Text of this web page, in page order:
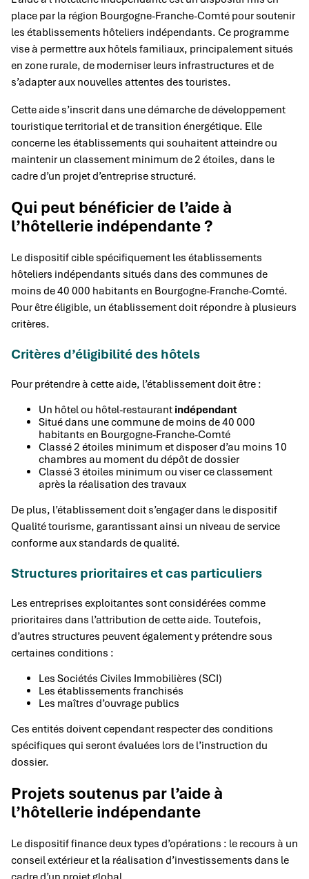
place par la région Bourgogne-Franche-Comté pour soutenir
les établissements hôteliers indépendants. Ce programme
vise à permettre aux hôtels familiaux, principalement situés
en zone rurale, de moderniser leurs infrastructures et de
s’adapter aux nouvelles attentes des touristes.
Cette aide s’inscrit dans une démarche de développement
touristique territorial et de transition énergétique. Elle
concerne les établissements qui souhaitent atteindre ou
maintenir un classement minimum de 2 étoiles, dans le
cadre d’un projet d’entreprise structuré.
Qui peut bénéficier de l’aide à
l’hôtellerie indépendante ?
Le dispositif cible spécifiquement les établissements
hôteliers indépendants situés dans des communes de
moins de 40 000 habitants en Bourgogne-Franche-Comté.
Pour être éligible, un établissement doit répondre à plusieurs
critères.
Critères d’éligibilité des hôtels
Pour prétendre à cette aide, l’établissement doit être :
Un hôtel ou hôtel-restaurant indépendant
Situé dans une commune de moins de 40 000
habitants en Bourgogne-Franche-Comté
Classé 2 étoiles minimum et disposer d’au moins 10
chambres au moment du dépôt de dossier
Classé 3 étoiles minimum ou viser ce classement
après la réalisation des travaux
De plus, l’établissement doit s’engager dans le dispositif
Qualité tourisme, garantissant ainsi un niveau de service
conforme aux standards de qualité.
Structures prioritaires et cas particuliers
Les entreprises exploitantes sont considérées comme
prioritaires dans l’attribution de cette aide. Toutefois,
d’autres structures peuvent également y prétendre sous
certaines conditions :
Les Sociétés Civiles Immobilières (SCI)
Les établissements franchisés
Les maîtres d’ouvrage publics
Ces entités doivent cependant respecter des conditions
spécifiques qui seront évaluées lors de l’instruction du
dossier.
Projets soutenus par l’aide à
l’hôtellerie indépendante
Le dispositif finance deux types d’opérations : le recours à un
conseil extérieur et la réalisation d’investissements dans le